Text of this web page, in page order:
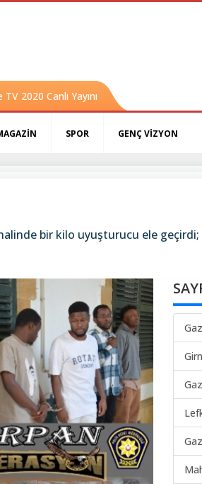
2020 Canlı Yayını
SPOR GENÇ VİZYON
bir kilo uyuşturucu ele